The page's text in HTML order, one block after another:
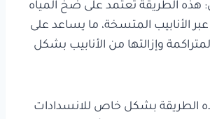
هذه الطريقة تعتمد على ضخ المياه
الأنابيب المتسخة، ما يساعد على
وإزالتها من الأنابيب بشكل
الطريقة بشكل خاص للانسدادات